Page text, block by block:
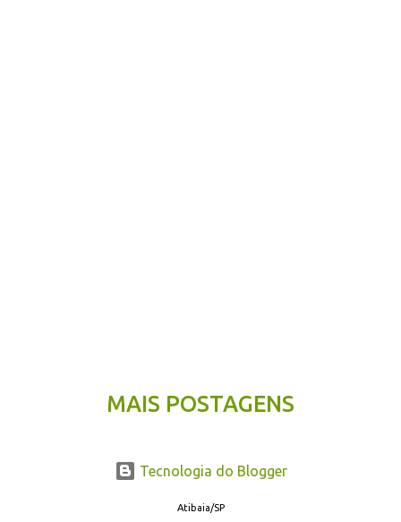
MAIS POSTAGENS
Tecnologia do Blogger
Atibaia/SP